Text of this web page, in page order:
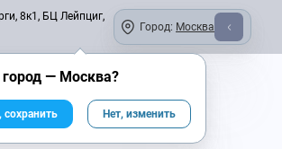
8к1, БЦ Лейпциг,
Город: Москва
журнал
— Москва?
сохранить Нет, изменить